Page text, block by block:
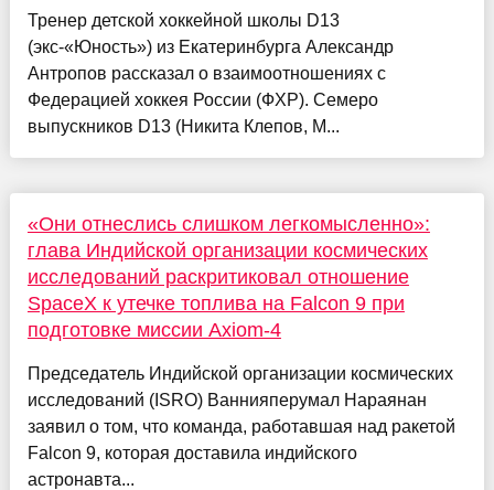
Тренер детской хоккейной школы D13
(экс-«Юность») из Екатеринбурга Александр
Антропов рассказал о взаимоотношениях с
Федерацией хоккея России (ФХР). Семеро
выпускников D13 (Никита Клепов, М...
«Они отнеслись слишком легкомысленно»:
глава Индийской организации космических
исследований раскритиковал отношение
SpaceX к утечке топлива на Falcon 9 при
подготовке миссии Axiom-4
Председатель Индийской организации космических
исследований (ISRO) Ваннияперумал Нараянан
заявил о том, что команда, работавшая над ракетой
Falcon 9, которая доставила индийского
астронавта...